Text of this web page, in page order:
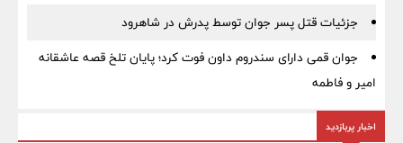
جزئیات قتل پسر جوان توسط پدرش در شاهرود
جوان قمی دارای سندروم داون فوت کرد؛ پایان تلخ قصه عاشقانه
امیر و فاطمه
اخبار پربازدید